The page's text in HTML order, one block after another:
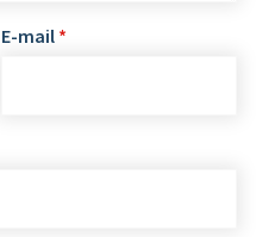
E-mail *